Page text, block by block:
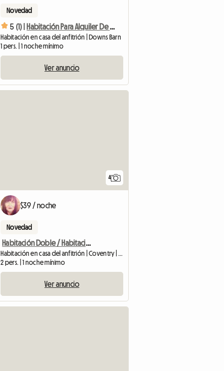
Novedad
5 (1) | Habitación Para Alquiler De Corta Estancia
Habitación en casa del anfitrión | Downs Barn
1 pers. | 1 noche mínimo
Ver anuncio
4
$39 / noche
Novedad
Habitación Doble / Habitación Individual
Habitación en casa del anfitrión | Coventry | 36 SQFT
2 pers. | 1 noche mínimo
Ver anuncio